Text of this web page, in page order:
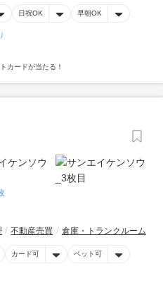
日祝OK 早朝OK
カードが当たる！
不動産売買 倉庫・トランクルーム
カード可 ペット可